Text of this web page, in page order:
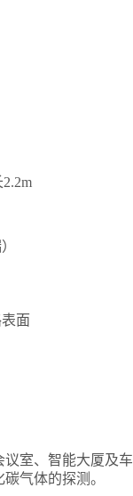
面
室、智能大厦及车
气体的探测。